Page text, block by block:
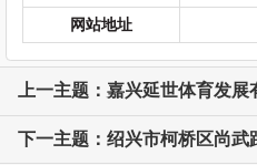
网站地址
上一主题：嘉兴延世体育发展
下一主题：绍兴市柯桥区尚武